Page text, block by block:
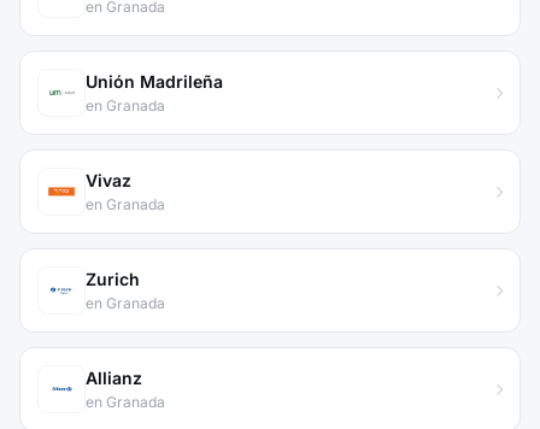
en Granada
Unión Madrileña
en Granada
Vivaz
en Granada
Zurich
en Granada
Allianz
en Granada